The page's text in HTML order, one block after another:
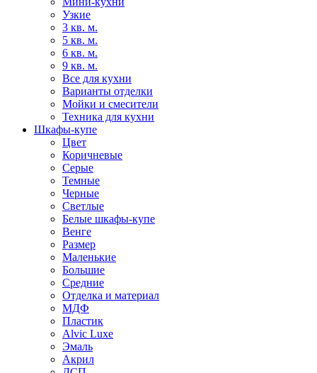
Узкие
3 кв. м.
5 кв. м.
6 кв. м.
9 кв. м.
Все для кухни
Варианты отделки
Мойки и смесители
Техника для кухни
Шкафы-купе
Цвет
Коричневые
Серые
Темные
Черные
Светлые
Белые шкафы-купе
Венге
Размер
Маленькие
Большие
Средние
Отделка и материал
МДФ
Пластик
Alvic Luxe
Эмаль
Акрил